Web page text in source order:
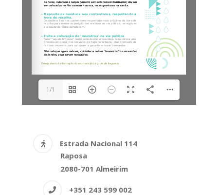
1/1
Estrada Nacional 114
Raposa
2080-701 Almeirim
+351 243 599 002